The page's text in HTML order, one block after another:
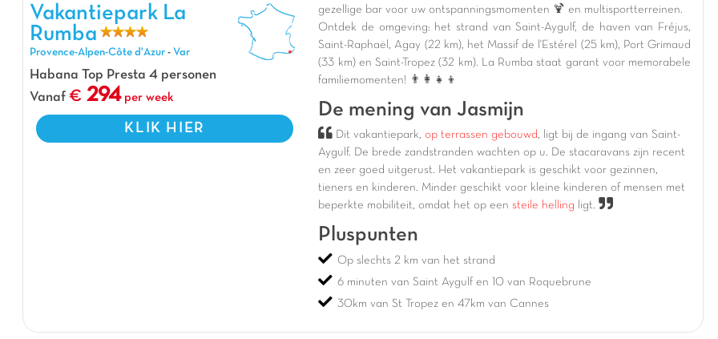
Vakantiepark La Rumba, Vakantiepark Provence-Alpen-Côte
d'Azur
Vakantiepark La
Rumba
Provence-Alpen-Côte d'Azur - Var
Habana Top Presta 4 personen
Vanaf
294 per week
KLIK HIER
gezellige bar voor uw ontspanningsmomenten 🍹 en multisportterreinen.
Ontdek de omgeving: het strand van Saint-Aygulf, de haven van Fréjus,
Saint-Raphaël, Agay (22 km), het Massif de l'Estérel (25 km), Port Grimaud
(33 km) en Saint-Tropez (32 km). La Rumba staat garant voor memorabele
familiemomenten! 👨‍👩‍👧‍👦
De mening van Jasmijn
Dit vakantiepark,op terrassen gebouwd, ligt bij de ingang vanSaint-
Aygulf. De brede zandstranden wachten op u. De stacaravans zijn recent
enzeer goed uitgerust. Het vakantiepark is geschikt voorgezinnen,
tieners en kinderen. Minder geschikt voor kleine kinderen of mensen met
beperkte mobiliteit, omdat het op een steile helling ligt.
Pluspunten
Op slechts 2 km van het strand
6 minuten van Saint Aygulf en 10 van Roquebrune
30km van St Tropez en 47km van Cannes